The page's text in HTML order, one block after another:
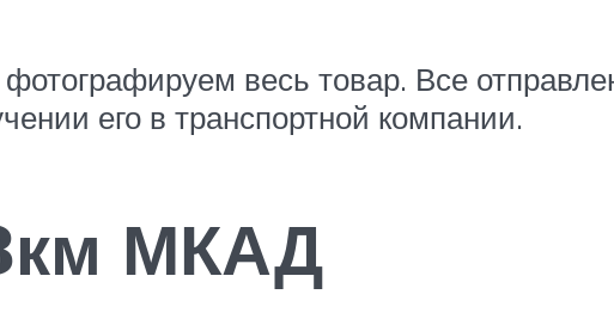
весь товар. Все
его в транспортной компании.
МКАД